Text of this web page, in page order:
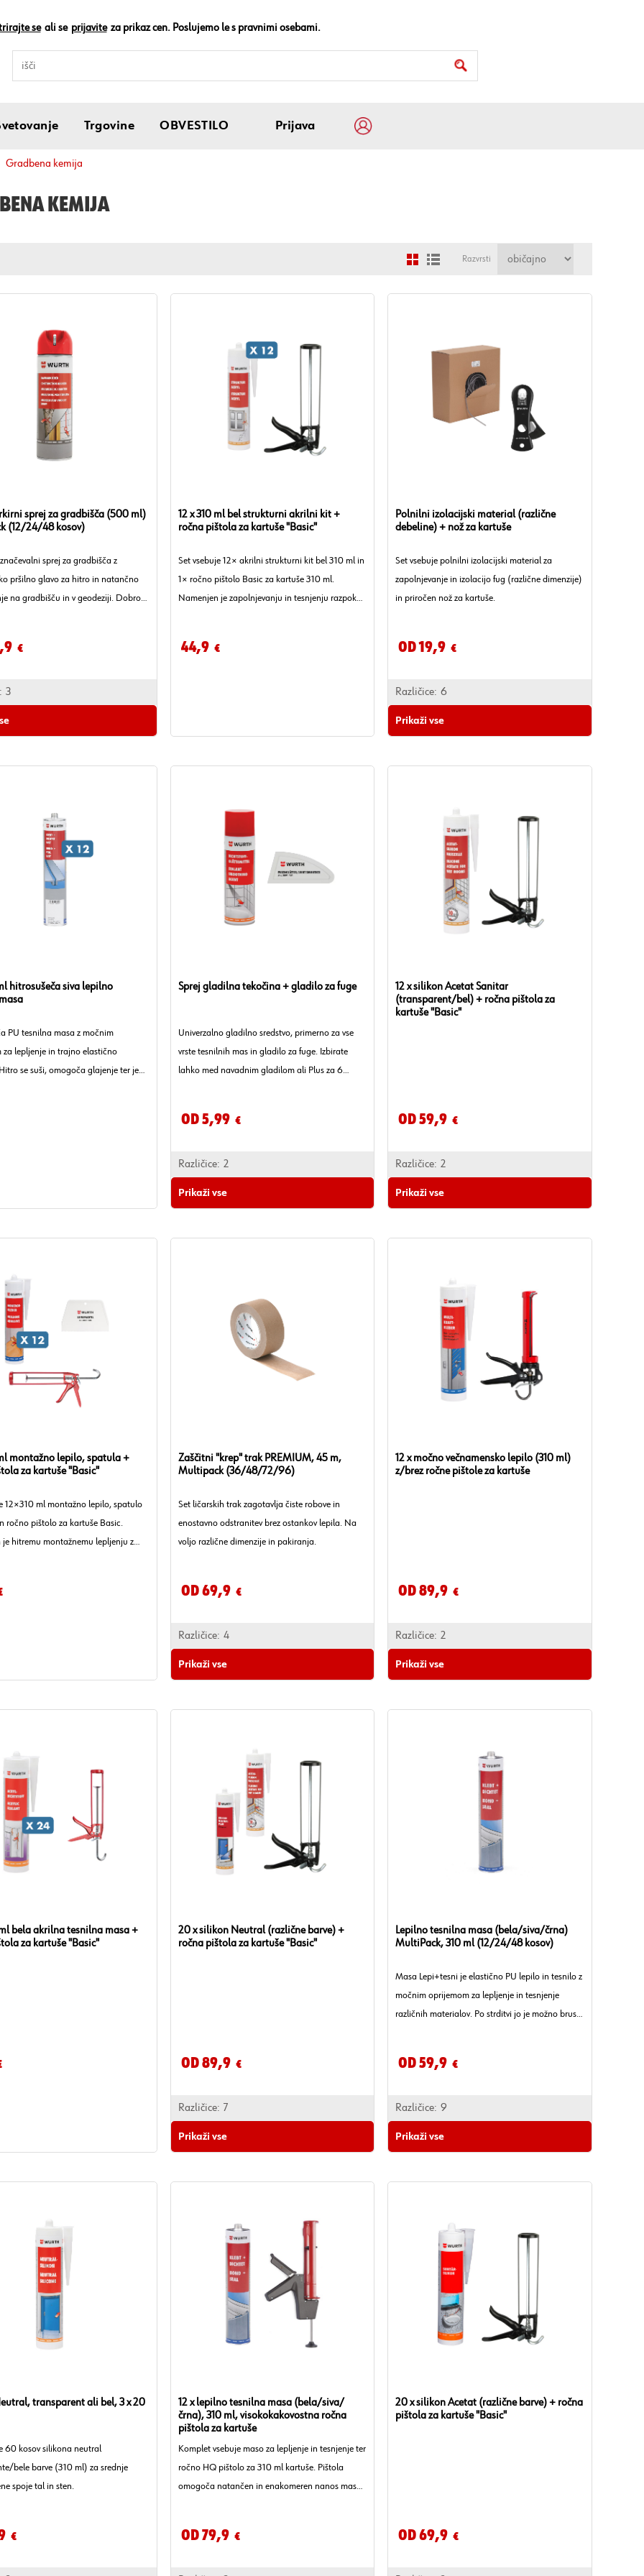
se ali se prijavite za prikaz cen. Poslujemo le s pravnimi osebami.
Trgovine OBVESTILO Prijava
gradbena kemija
KEMIJA
Razvrsti
sprej za gradbišča (500 ml)
(12/24/48 kosov)
€
sprej za gradbišča z
pršilno glavo za hitro in natančno
na gradbišču in v geodeziji. Dobro
3
12 x 310 ml bel strukturni akrilni kit +
ročna pištola za kartuše "Basic"
44,9 €
Set vsebuje 12× akrilni strukturni kit bel 310 ml in
1× ročno pištolo Basic za kartuše 310 ml.
Namenjen je zapolnjevanju in tesnjenju razpok
Polnilni izolacijski material (različne
debeline) + nož za kartuše
Od 19,9 €
Set vsebuje polnilni izolacijski material za
zapolnjevanje in izolacijo fug (različne dimenzije)
in priročen nož za kartuše.
Različice: 6
Prikaži vse
hitrosušeča siva lepilno
PU tesnilna masa z močnim
za lepljenje in trajno elastično
se suši, omogoča glajenje ter je
Sprej gladilna tekočina + gladilo za fuge
Od 5,99 €
Univerzalno gladilno sredstvo, primerno za vse
vrste tesnilnih mas in gladilo za fuge. Izbirate
lahko med navadnim gladilom ali Plus za 6
Različice: 2
Prikaži vse
12 x silikon Acetat Sanitar
(transparent/bel) + ročna pištola za
kartuše "Basic"
Od 59,9 €
Različice: 2
Prikaži vse
montažno lepilo, spatula +
za kartuše "Basic"
12×310 ml montažno lepilo, spatulo
ročno pištolo za kartuše Basic.
je hitremu montažnemu lepljenju z
Zaščitni "krep" trak PREMIUM, 45 m,
Multipack (36/48/72/96)
Od 69,9 €
Set ličarskih trak zagotavlja čiste robove in
enostavno odstranitev brez ostankov lepila. Na
voljo različne dimenzije in pakiranja.
Različice: 4
Prikaži vse
12 x močno večnamensko lepilo (310 ml)
z/brez ročne pištole za kartuše
Od 89,9 €
Različice: 2
Prikaži vse
bela akrilna tesnilna masa +
za kartuše "Basic"
20 x silikon Neutral (različne barve) +
ročna pištola za kartuše "Basic"
Od 89,9 €
Različice: 7
Prikaži vse
Lepilno tesnilna masa (bela/siva/črna)
MultiPack, 310 ml (12/24/48 kosov)
Od 59,9 €
Masa Lepi+tesni je elastično PU lepilo in tesnilo z
močnim oprijemom za lepljenje in tesnjenje
različnih materialov. Po strditvi jo je možno brusiti
Različice: 9
Prikaži vse
transparent ali bel, 3 x 20
€
60 kosov silikona neutral
bele barve (310 ml) za srednje
spoje tal in sten.
12 x lepilno tesnilna masa (bela/siva/
črna), 310 ml, visokokakovostna ročna
pištola za kartuše
Od 79,9 €
Komplet vsebuje maso za lepljenje in tesnjenje ter
ročno HQ pištolo za 310 ml kartuše. Pištola
omogoča natančen in enakomeren nanos mase
20 x silikon Acetat (različne barve) + ročna
pištola za kartuše "Basic"
Od 69,9 €